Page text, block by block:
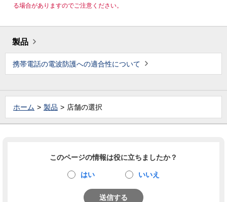
る場合がありますのでご注意ください。
製品
携帯電話の電波防護への適合性について
ホーム 製品 店舗の選択
このページの情報は役に立ちましたか？
はい いいえ
送信する